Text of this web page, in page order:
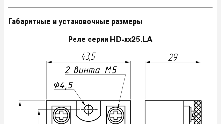
Габаритные и установочные размеры
Реле серии HD-хх25.LA